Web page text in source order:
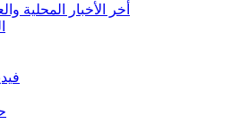
أخر الأخبار المحلية